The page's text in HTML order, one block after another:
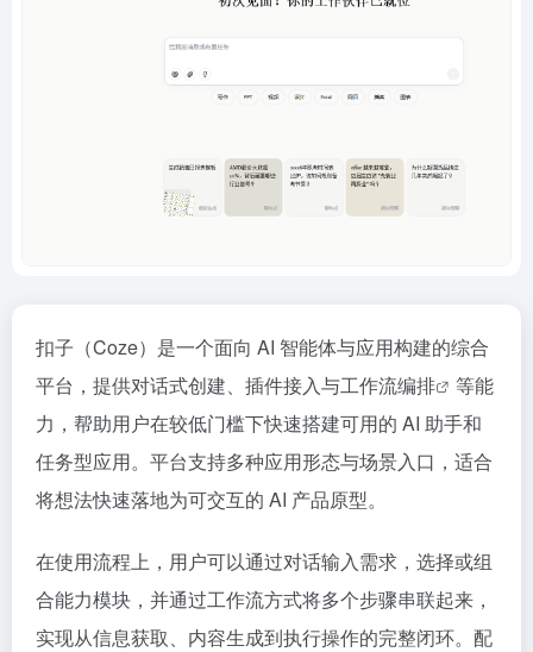
扣子（Coze）是一个面向 AI 智能体与应用构建的综合
平台，提供对话式创建、插件接入与工作流编排
等能
力，帮助用户在较低门槛下快速搭建可用的 AI 助手和
任务型应用。平台支持多种应用形态与场景入口，适合
将想法快速落地为可交互的 AI 产品原型。
在使用流程上，用户可以通过对话输入需求，选择或组
合能力模块，并通过工作流方式将多个步骤串联起来，
实现从信息获取、内容生成到执行操作的完整闭环。配